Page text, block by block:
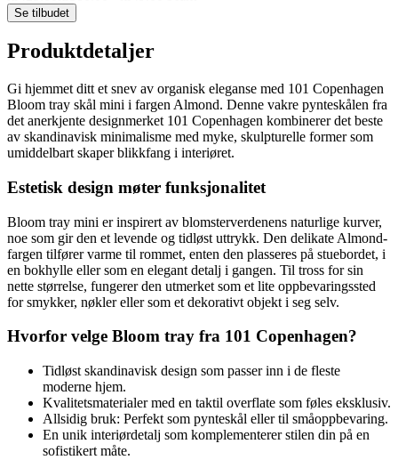
Se tilbudet
Produktdetaljer
Gi hjemmet ditt et snev av organisk eleganse med 101 Copenhagen
Bloom tray skål mini i fargen Almond. Denne vakre pynteskålen fra
det anerkjente designmerket 101 Copenhagen kombinerer det beste
av skandinavisk minimalisme med myke, skulpturelle former som
umiddelbart skaper blikkfang i interiøret.
Estetisk design møter funksjonalitet
Bloom tray mini er inspirert av blomsterverdenens naturlige kurver,
noe som gir den et levende og tidløst uttrykk. Den delikate Almond-
fargen tilfører varme til rommet, enten den plasseres på stuebordet, i
en bokhylle eller som en elegant detalj i gangen. Til tross for sin
nette størrelse, fungerer den utmerket som et lite oppbevaringssted
for smykker, nøkler eller som et dekorativt objekt i seg selv.
Hvorfor velge Bloom tray fra 101 Copenhagen?
Tidløst skandinavisk design som passer inn i de fleste
moderne hjem.
Kvalitetsmaterialer med en taktil overflate som føles eksklusiv.
Allsidig bruk: Perfekt som pynteskål eller til småoppbevaring.
En unik interiørdetalj som komplementerer stilen din på en
sofistikert måte.